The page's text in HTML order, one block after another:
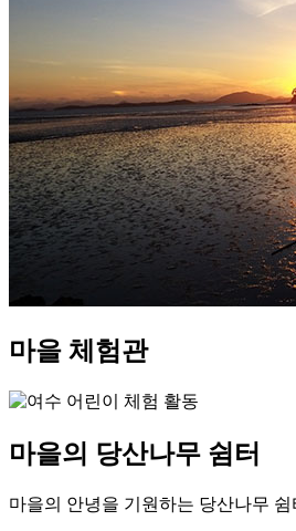
마을 체험관
마을의 당산나무 쉼터
마을의 안녕을 기원하는 당산나무